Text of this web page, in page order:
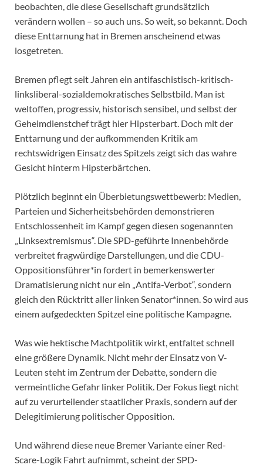
beobachten, die diese Gesellschaft grundsätzlich
verändern wollen – so auch uns. So weit, so bekannt. Doch
diese Enttarnung hat in Bremen anscheinend etwas
losgetreten.
Bremen pflegt seit Jahren ein antifaschistisch-kritisch-
linksliberal-sozialdemokratisches Selbstbild. Man ist
weltoffen, progressiv, historisch sensibel, und selbst der
Geheimdienstchef trägt hier Hipsterbart. Doch mit der
Enttarnung und der aufkommenden Kritik am
rechtswidrigen Einsatz des Spitzels zeigt sich das wahre
Gesicht hinterm Hipsterbärtchen.
Plötzlich beginnt ein Überbietungswettbewerb: Medien,
Parteien und Sicherheitsbehörden demonstrieren
Entschlossenheit im Kampf gegen diesen sogenannten
„Linksextremismus“. Die SPD-geführte Innenbehörde
verbreitet fragwürdige Darstellungen, und die CDU-
Oppositionsführer*in fordert in bemerkenswerter
Dramatisierung nicht nur ein „Antifa-Verbot“, sondern
gleich den Rücktritt aller linken Senator*innen. So wird aus
einem aufgedeckten Spitzel eine politische Kampagne.
Was wie hektische Machtpolitik wirkt, entfaltet schnell
eine größere Dynamik. Nicht mehr der Einsatz von V-
Leuten steht im Zentrum der Debatte, sondern die
vermeintliche Gefahr linker Politik. Der Fokus liegt nicht
auf zu verurteilender staatlicher Praxis, sondern auf der
Delegitimierung politischer Opposition.
Und während diese neue Bremer Variante einer Red-
Scare-Logik Fahrt aufnimmt, scheint der SPD-